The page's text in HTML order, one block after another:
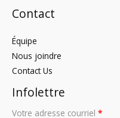
Contact
Équipe
Nous joindre
Contact Us
Infolettre
Votre adresse courriel *